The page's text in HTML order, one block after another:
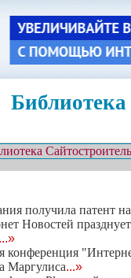
получила патент
Новостей
...»
конференция
Маргулиса...»